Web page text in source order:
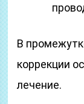
В
коррекции
лечение.